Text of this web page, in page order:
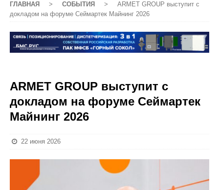
ГЛАВНАЯ > СОБЫТИЯ >
ARMET GROUP выступит с
докладом на форуме Сеймартек Майнинг 2026
ARMET GROUP выступит с
докладом на форуме Сеймартек
Майнинг 2026
22 июня 2026